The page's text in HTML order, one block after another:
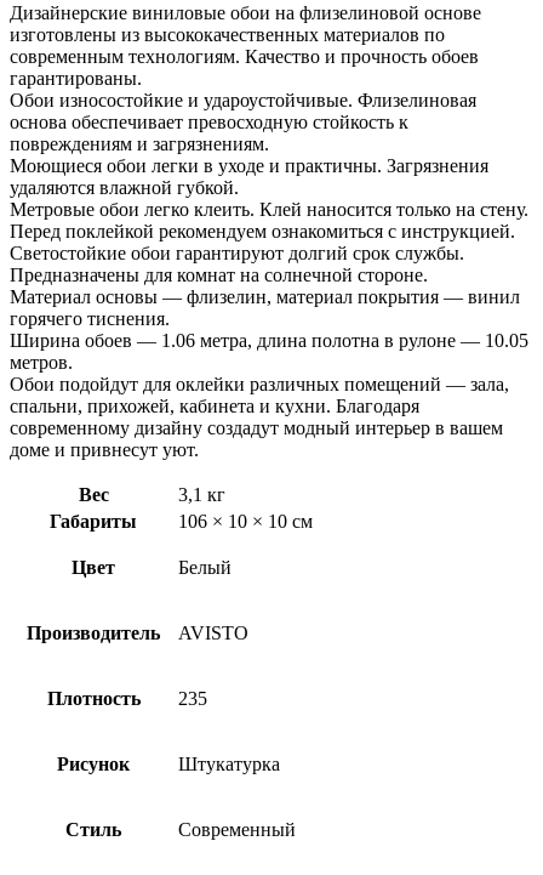
Дизайнерские виниловые обои на флизелиновой основе
изготовлены из высококачественных материалов по
современным технологиям. Качество и прочность обоев
гарантированы.
Обои износостойкие и удароустойчивые. Флизелиновая
основа обеспечивает превосходную стойкость к
повреждениям и загрязнениям.
Моющиеся обои легки в уходе и практичны. Загрязнения
удаляются влажной губкой.
Метровые обои легко клеить. Клей наносится только на стену.
Перед поклейкой рекомендуем ознакомиться с инструкцией.
Светостойкие обои гарантируют долгий срок службы.
Предназначены для комнат на солнечной стороне.
Материал основы — флизелин, материал покрытия — винил
горячего тиснения.
Ширина обоев — 1.06 метра, длина полотна в рулоне — 10.05
метров.
Обои подойдут для оклейки различных помещений — зала,
спальни, прихожей, кабинета и кухни. Благодаря
современному дизайну создадут модный интерьер в вашем
доме и привнесут уют.
Вес
3,1 кг
Габариты
106 × 10 × 10 см
Цвет Белый
Производитель AVISTO
Плотность 235
Рисунок Штукатурка
Стиль Современный